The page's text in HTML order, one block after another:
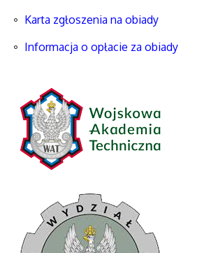
Karta zgłoszenia na obiady
Informacja o opłacie za obiady